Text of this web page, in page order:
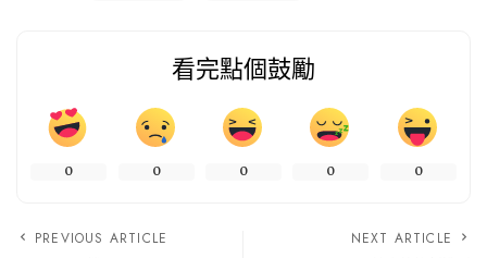
看完點個鼓勵
0 0 0 0 0
PREVIOUS ARTICLE NEXT ARTICLE